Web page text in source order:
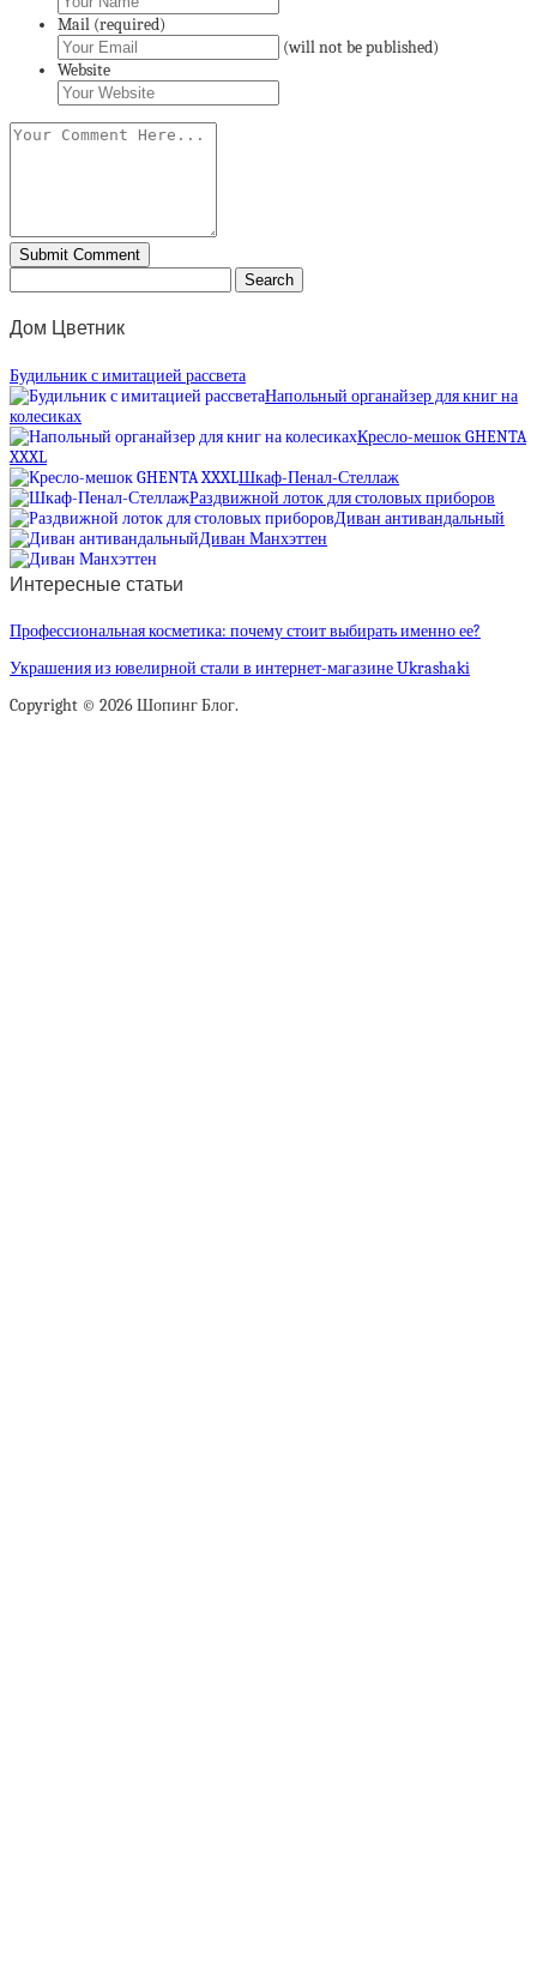
Mail (required)
(will not be published)
Website
Дом Цветник
Будильник с имитацией рассвета
Напольный органайзер для книг на
колесиках
Кресло-мешок GHENTA
XXXL
Шкаф-Пенал-Стеллаж
Раздвижной лоток для столовых приборов
Диван антивандальный
Диван Манхэттен
Интересные статьи
Профессиональная косметика: почему стоит выбирать именно ее?
Украшения из ювелирной стали в интернет-магазине Ukrashaki
Copyright © 2026 Шопинг Блог.